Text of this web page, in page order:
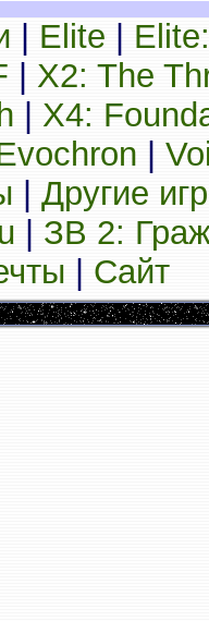
Elite
X2: The
X4:
Другие
ЗВ 2:
Сайт